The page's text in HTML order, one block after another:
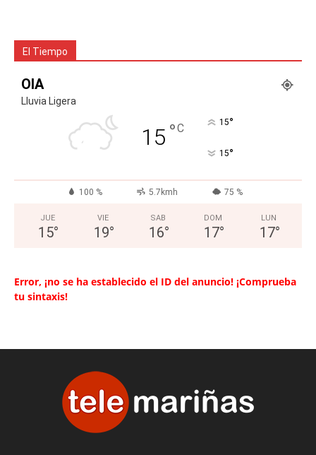
El Tiempo
OIA
Lluvia Ligera
15 °C 15°
15°
100 % 5.7kmh 75 %
JUE
15°
VIE
19°
SAB
16°
DOM
17°
LUN
17°
Error, ¡no se ha establecido el ID del anuncio! ¡Comprueba
tu sintaxis!